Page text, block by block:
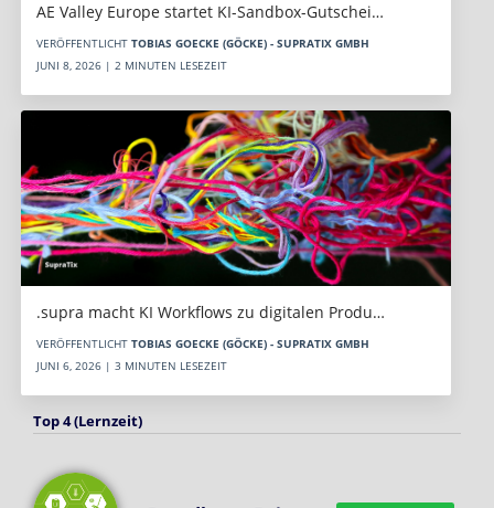
AE Valley Europe startet KI-Sandbox-Gutschei…
VERÖFFENTLICHT TOBIAS GOECKE (GÖCKE) - SUPRATIX GMBH
JUNI 8, 2026 | 2 MINUTEN LESEZEIT
.supra macht KI Workflows zu digitalen Produ…
VERÖFFENTLICHT TOBIAS GOECKE (GÖCKE) - SUPRATIX GMBH
JUNI 6, 2026 | 3 MINUTEN LESEZEIT
Top 4 (Lernzeit)